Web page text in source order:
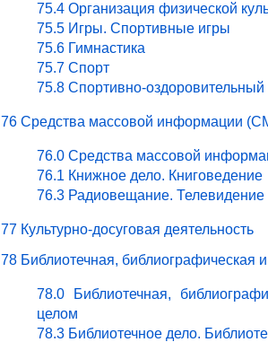
75.4 Организация физической
75.5 Игры. Спортивные игры
75.6 Гимнастика
75.7 Спорт
75.8 Спортивно-
76 Средства массовой информации
76.0 Средства массовой
76.1 Книжное дело. Книговедение
76.3 Радиовещание. Телевидение
77 Культурно-досуговая деятельность
78 Библиотечная, библиографическая
78.0 Библиотечная,
целом
78.3 Библиотечное дело.